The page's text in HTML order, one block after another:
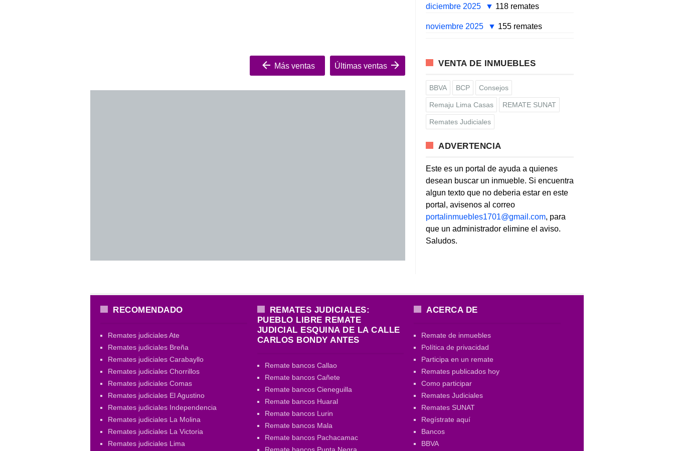
Más ventas Últimas ventas
diciembre 2025
118 remates
noviembre 2025 155 remates
VENTA DE INMUEBLES
BBVA BCP Consejos
Remaju Lima Casas REMATE SUNAT
Remates Judiciales
ADVERTENCIA
Este es un portal de ayuda a quienes
desean buscar un inmueble. Si encuentra
algun texto que no deberia estar en este
portal, avisenos al correo
portalinmuebles1701@gmail.com, para
que un administrador elimine el aviso.
Saludos.
RECOMENDADO
Remates judiciales Ate
Remates judiciales Breña
Remates judiciales Carabayllo
Remates judiciales Chorrillos
Remates judiciales Comas
Remates judiciales El Agustino
Remates judiciales Independencia
Remates judiciales La Molina
Remates judiciales La Victoria
Remates judiciales Lima
REMATES JUDICIALES:
PUEBLO LIBRE REMATE
JUDICIAL ESQUINA DE LA CALLE
CARLOS BONDY ANTES
Remate bancos Callao
Remate bancos Cañete
Remate bancos Cieneguilla
Remate bancos Huaral
Remate bancos Lurin
Remate bancos Mala
Remate bancos Pachacamac
Remate bancos Punta Negra
ACERCA DE
Remate de inmuebles
Política de privacidad
Participa en un remate
Remates publicados hoy
Como participar
Remates Judiciales
Remates SUNAT
Regístrate aquí
Bancos
BBVA